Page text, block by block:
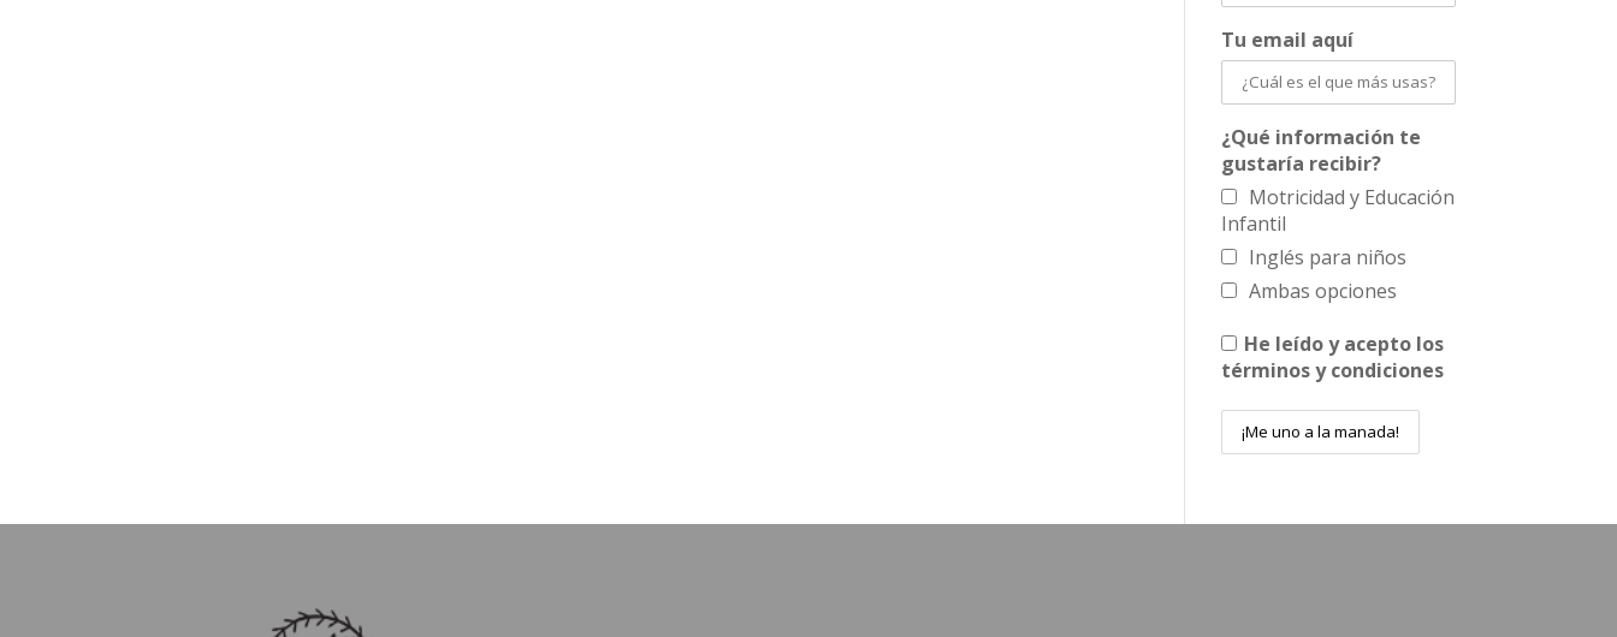
Tu email aquí
¿Qué información te
gustaría recibir?
Motricidad y Educación
Infantil
Inglés para niños
Ambas opciones
He leído y acepto los
términos y condiciones